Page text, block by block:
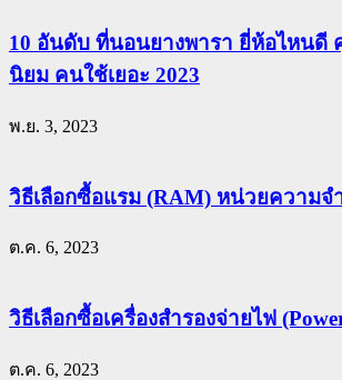
10 อันดับ ที่นอนยางพารา ยี่ห้อไหนดี
นิยม คนใช้เยอะ 2023
พ.ย. 3, 2023
วิธีเลือกซื้อแรม (RAM) หน่วยความจ
ต.ค. 6, 2023
วิธีเลือกซื้อเครื่องสำรองจ่ายไฟ
ต.ค. 6, 2023